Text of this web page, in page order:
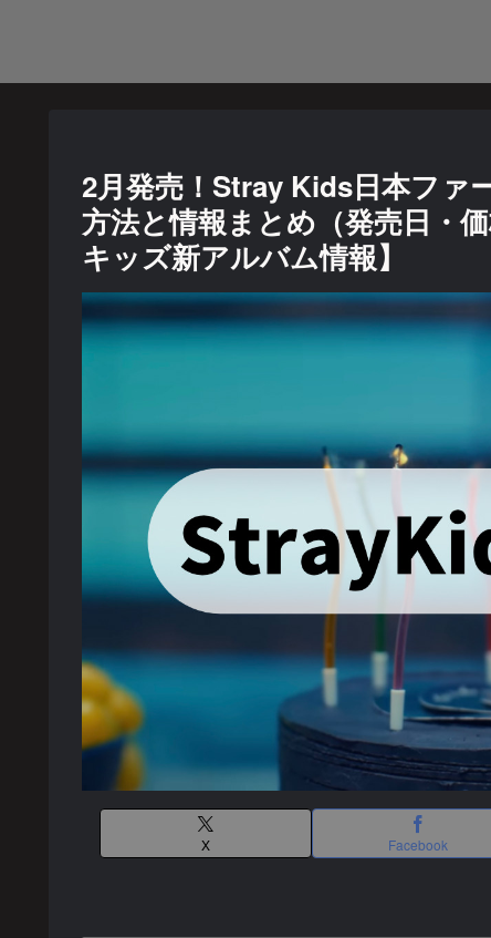
2月発売！Stray Kids日本ファ
方法と情報まとめ（発売日・
キッズ新アルバム情報】
X Facebook